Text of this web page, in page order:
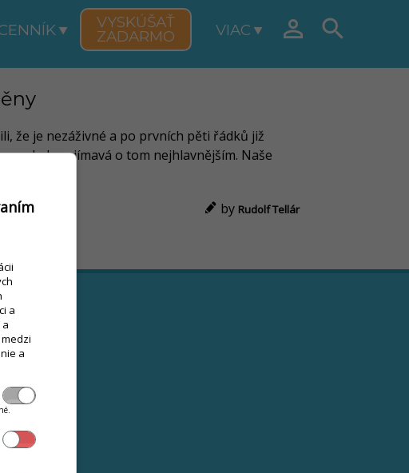
VYSKÚŠAŤ
ZADARMO VIAC  
že je nezáživné a po prvních pěti řádků již
byla zajímavá o tom nejhlavnějším. Naše
by Rudolf Tellár
a
a